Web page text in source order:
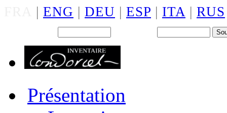
| ENG | DEU | ESP | ITA | RUS
Présentation